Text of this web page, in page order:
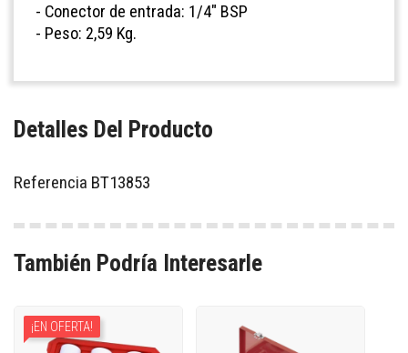
- Conector de entrada: 1/4" BSP
- Peso: 2,59 Kg.
Detalles Del Producto
Referencia BT13853
También Podría Interesarle
¡EN OFERTA!